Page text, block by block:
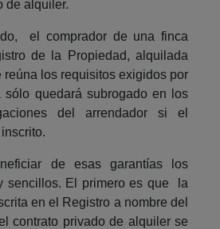
de alquiler.
el comprador de una finca
de la Propiedad, alquilada
reúna los requisitos exigidos por
sólo quedará subrogado en los
del arrendador si el
de esas garantías los
sencillos. El primero es que la
en el Registro a nombre del
contrato privado de alquiler se